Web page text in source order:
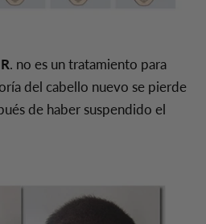
. no es un tratamiento para
del cabello nuevo se pierde
de haber suspendido el